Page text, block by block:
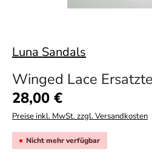
Luna Sandals
Winged Lace
Regulärer Preis:
28,00 €
Preise inkl. MwSt. zzgl. Versandkosten
Nicht mehr verfügbar